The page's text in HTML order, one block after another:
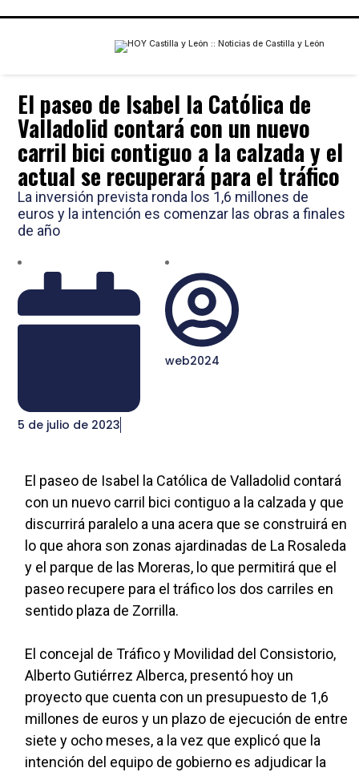
El paseo de Isabel la Católica de
Valladolid contará con un nuevo
carril bici contiguo a la calzada y el
actual se recuperará para el tráfico
La inversión prevista ronda los 1,6 millones de
euros y la intención es comenzar las obras a finales
de año
5 de julio de 2023
web2024
El paseo de Isabel la Católica de Valladolid contará
con un nuevo carril bici contiguo a la calzada y que
discurrirá paralelo a una acera que se construirá en
lo que ahora son zonas ajardinadas de La Rosaleda
y el parque de las Moreras, lo que permitirá que el
paseo recupere para el tráfico los dos carriles en
sentido plaza de Zorrilla.
El concejal de Tráfico y Movilidad del Consistorio,
Alberto Gutiérrez Alberca, presentó hoy un
proyecto que cuenta con un presupuesto de 1,6
millones de euros y un plazo de ejecución de entre
siete y ocho meses, a la vez que explicó que la
intención del equipo de gobierno es adjudicar la